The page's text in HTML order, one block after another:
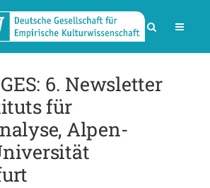
6. Newsletter
für
Alpen-